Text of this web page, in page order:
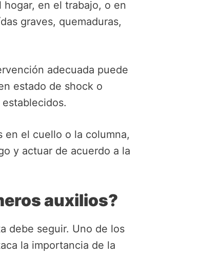
en el trabajo, o en
graves, quemaduras,
adecuada puede
estado de shock o
en el cuello o la columna,
y actuar de acuerdo a la
auxilios?
debe seguir. Uno de los
la importancia de la